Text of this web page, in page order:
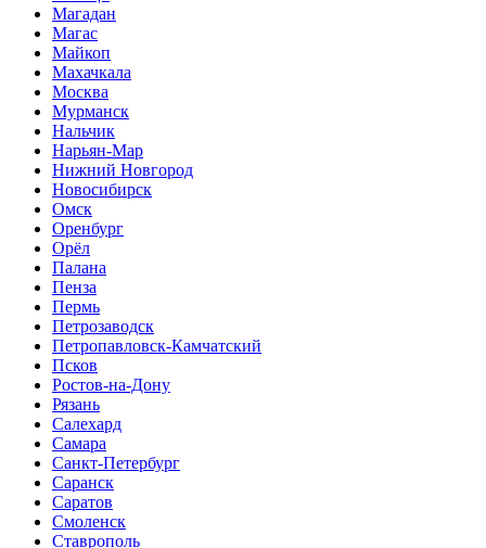
Магадан
Магас
Майкоп
Махачкала
Москва
Мурманск
Нальчик
Нарьян-Мар
Нижний Новгород
Новосибирск
Омск
Оренбург
Орёл
Палана
Пенза
Пермь
Петрозаводск
Петропавловск-Камчатский
Псков
Ростов-на-Дону
Рязань
Салехард
Самара
Санкт-Петербург
Саранск
Саратов
Смоленск
Ставрополь